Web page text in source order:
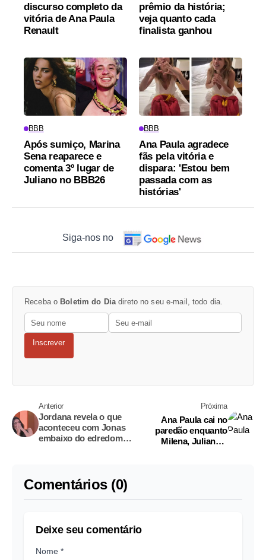
discurso completo da
vitória de Ana Paula
Renault
prêmio da história;
veja quanto cada
finalista ganhou
BBB
Após sumiço, Marina
Sena reaparece e
comenta 3º lugar de
Juliano no BBB26
BBB
Ana Paula agradece
fãs pela vitória e
dispara: 'Estou bem
passada com as
histórias'
Siga-nos no
Receba o Boletim do Dia direto no seu e-mail, todo dia.
Inscrever
Anterior
Jordana revela o que
aconteceu com Jonas
embaixo do edredom
Próxima
Ana Paula cai no
paredão enquanto
Milena, Juliano e
Comentários (0)
Deixe seu comentário
Nome *